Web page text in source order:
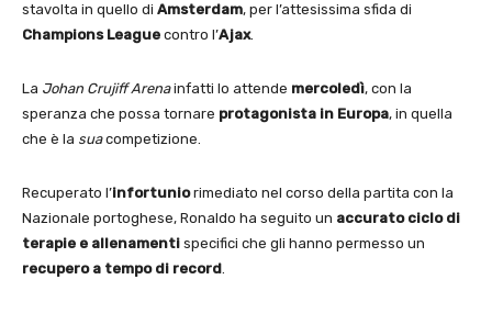
stavolta in quello di Amsterdam, per l’attesissima sfida di
Champions League contro l’Ajax.
La Johan Crujiff Arenainfatti lo attende mercoledì, con la
speranza che possa tornare protagonista in Europa, in quella
che è la suacompetizione.
Recuperato l’infortuniorimediato nel corso della partita con la
Nazionale portoghese, Ronaldo ha seguito un accurato ciclo di
terapie e allenamenti specifici che gli hanno permesso un
recupero a tempo di record.